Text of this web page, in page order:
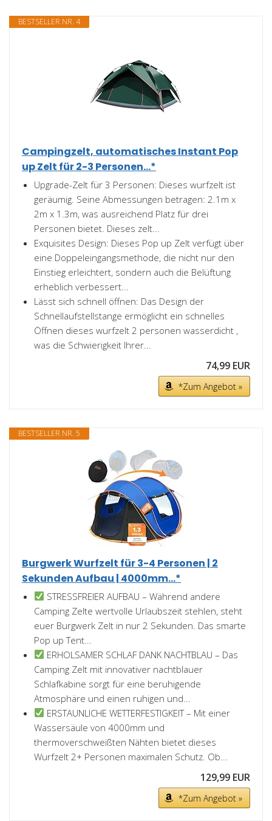
BESTSELLER NR. 4
Campingzelt, automatisches Instant Pop
up Zelt für 2-3 Personen...*
Upgrade-Zelt für 3 Personen: Dieses wurfzelt ist
geräumig. Seine Abmessungen betragen: 2.1m x
2m x 1.3m, was ausreichend Platz für drei
Personen bietet. Dieses zelt...
Exquisites Design: Dieses Pop up Zelt verfügt über
eine Doppeleingangsmethode, die nicht nur den
Einstieg erleichtert, sondern auch die Belüftung
erheblich verbessert...
Lässt sich schnell öffnen: Das Design der
Schnellaufstellstange ermöglicht ein schnelles
Öffnen dieses wurfzelt 2 personen wasserdicht ,
was die Schwierigkeit Ihrer...
74,99 EUR
*Zum Angebot »
BESTSELLER NR. 5
Burgwerk Wurfzelt für 3-4 Personen | 2
Sekunden Aufbau | 4000mm...*
STRESSFREIER AUFBAU – Während andere
Camping Zelte wertvolle Urlaubszeit stehlen, steht
euer Burgwerk Zelt in nur 2 Sekunden. Das smarte
Pop up Tent...
ERHOLSAMER SCHLAF DANK NACHTBLAU – Das
Camping Zelt mit innovativer nachtblauer
Schlafkabine sorgt für eine beruhigende
Atmosphäre und einen ruhigen und...
ERSTAUNLICHE WETTERFESTIGKEIT – Mit einer
Wassersäule von 4000mm und
thermoverschweißten Nähten bietet dieses
Wurfzelt 2+ Personen maximalen Schutz. Ob...
129,99 EUR
*Zum Angebot »